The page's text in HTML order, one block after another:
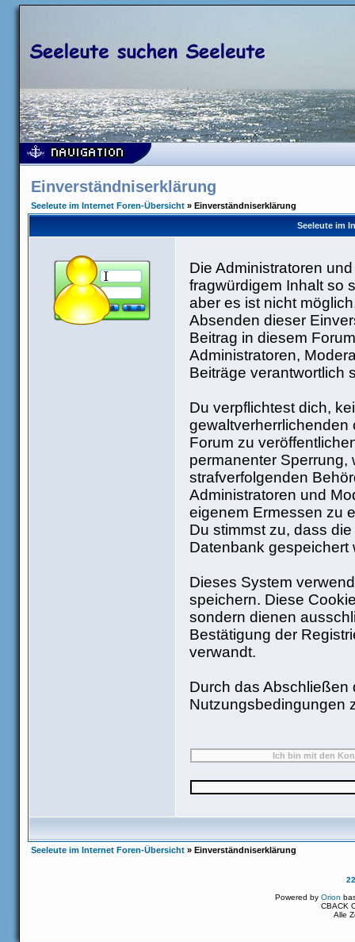
Einverständniserklärung
Seeleute im Internet Foren-Übersicht » Einverständniserklärung
Seeleute im
Die Administratoren
fragwürdigem Inhalt so
aber es ist nicht
Absenden dieser
Beitrag in diesem
Administratoren,
Beiträge verantwortlich
Du verpflichtest dich,
Forum zu
permanenter Sperrung,
strafverfolgenden
Administratoren und
eigenem Ermessen zu
Du stimmst zu, dass
Datenbank gespeichert
Dieses System
speichern. Diese
sondern dienen
Bestätigung der
verwandt.
Durch das Abschließen
Nutzungsbedingungen
Seeleute im Internet Foren-Übersicht » Einverständniserklärung
Powered byOrion
CBACK
Alle